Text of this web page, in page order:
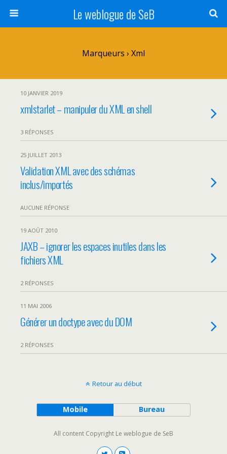
Le weblogue de SeB
Marqueurs › Xml
10 JANVIER 2019
xmlstarlet – manipuler du XML en shell
3 RÉPONSES
25 JUILLET 2013
Validation XML avec des schémas
inclus/importés
AUCUNE RÉPONSE
19 AOÛT 2010
JAXB – ignorer les espaces inutiles dans les
fichiers XML
2 RÉPONSES
11 MAI 2006
Générer un doctype avec du DOM
2 RÉPONSES
Retour au début
Mobile Bureau
All content Copyright Le weblogue de SeB